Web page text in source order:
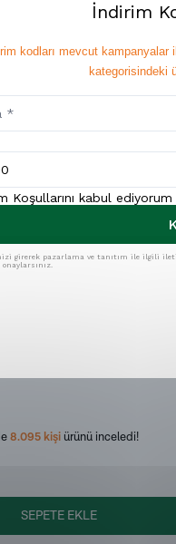
8.095 kişi ürünü inceledi!
SEPETE EKLE
İndirim
kodları mevcut
kategorisindeki
Koşullarını kabul ediyorum
girerek pazarlama ve tanıtım ile ilgili